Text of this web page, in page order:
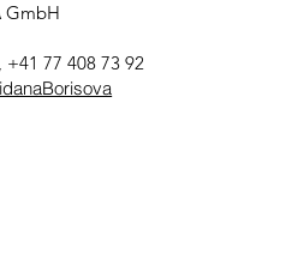
GmbH
, +41 77 408 73 92